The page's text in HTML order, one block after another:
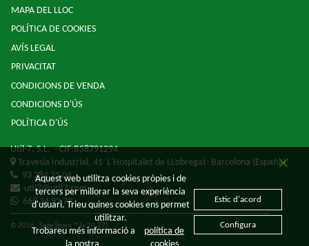
MAPA DEL LLOC
POLÍTICA DE COOKIES
AVÍS LEGAL
PRIVACITAT
CONDICIONS DE VENDA
CONDICIONS D'ÚS
POLÍTICA D'ÚS
Util-7, S.L.- CIF:B58791294
Travesia Industrial, 41 L'Hospitalet de LLobregat- Barcelona (España)
93 284 21 04
util7@util7.com
669 34 92 79
© 2026 - Sage Spain ™ (v.20.27)
Aquest web utilitza cookies pròpies i de
tercers per millorar la seva experiència
d'usuari. Trieu quines cookies ens permet
utilitzar.
Trobareu més informació a
política de
Estic d'acord
Configura